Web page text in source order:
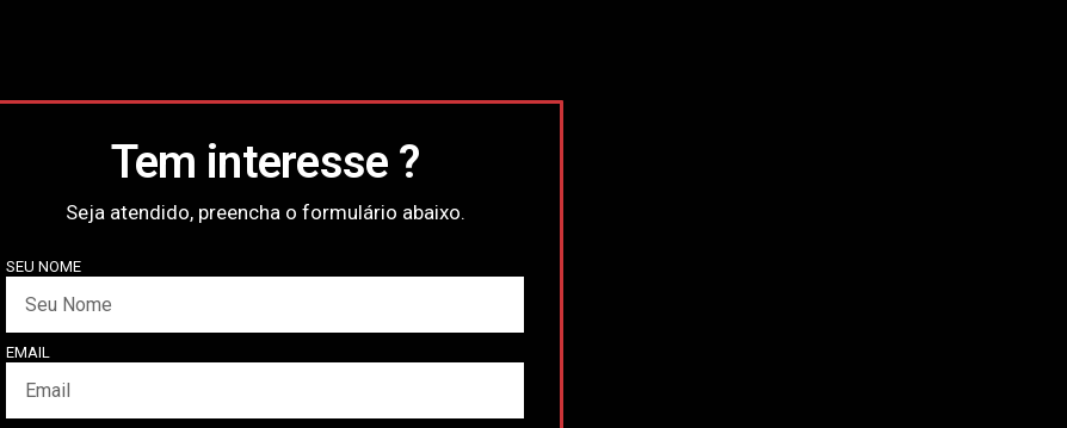
Tem interesse ?
Seja atendido, preencha o formulário abaixo.
SEU NOME
EMAIL